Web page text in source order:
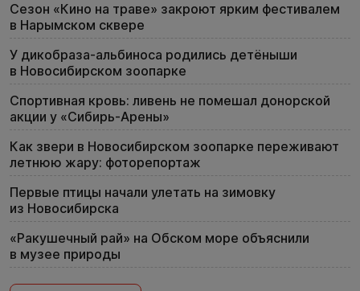
Сезон «Кино на траве» закроют ярким фестивалем
в Нарымском сквере
У дикобраза-альбиноса родились детёныши
в Новосибирском зоопарке
Спортивная кровь: ливень не помешал донорской
акции у «Сибирь-Арены»
Как звери в Новосибирском зоопарке переживают
летнюю жару: фоторепортаж
Первые птицы начали улетать на зимовку
из Новосибирска
«Ракушечный рай» на Обском море объяснили
в музее природы